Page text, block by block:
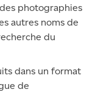
photographies
autres noms de
du
dans un format
de